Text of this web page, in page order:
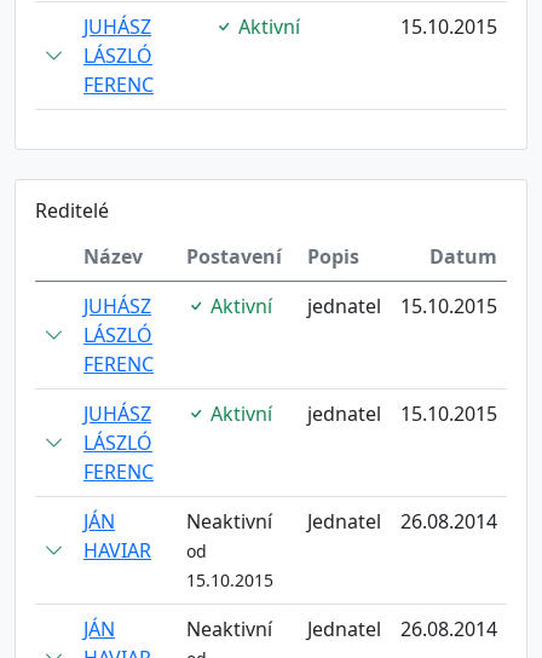
JUHÁSZ
LÁSZLÓ
FERENC
Aktivní 15.10.2015
Reditelé
Název
Postavení Popis
Datum
JUHÁSZ
LÁSZLÓ
FERENC
Aktivní jednatel 15.10.2015
JUHÁSZ
LÁSZLÓ
FERENC
Aktivní jednatel 15.10.2015
JÁN
HAVIAR
Neaktivní
od
15.10.2015
Jednatel 26.08.2014
JÁN
Neaktivní Jednatel 26.08.2014